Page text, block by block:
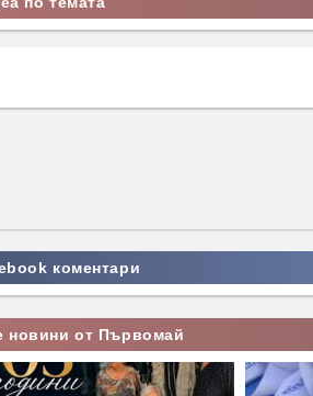
коментари
новини от Първомай